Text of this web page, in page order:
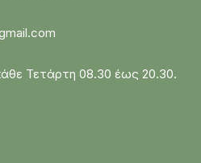
Τετάρτη 08.30 έως 20.30.